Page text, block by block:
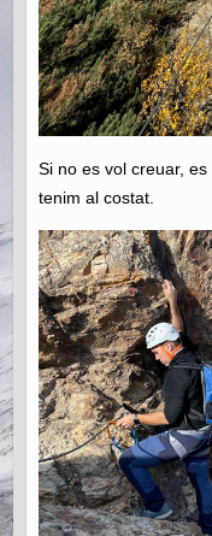
Si no es vol creuar,
tenim al costat.